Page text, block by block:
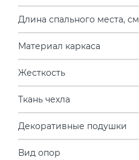
Длина спального места, см
Материал каркаса
Жесткость
Ткань чехла
Декоративные подушки
Вид опор